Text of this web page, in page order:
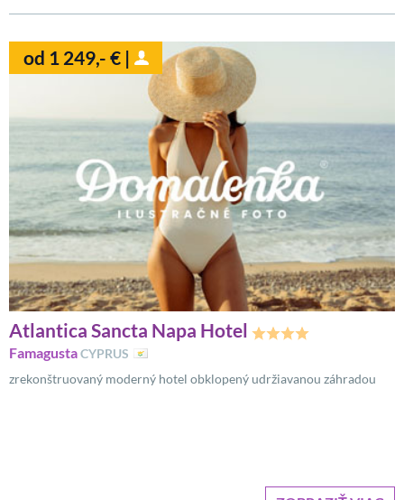
od 1 249,- € |
Atlantica Sancta Napa Hotel
FamagustaCYPRUS
zrekonštruovaný moderný hotel obklopený udržiavanou záhradou